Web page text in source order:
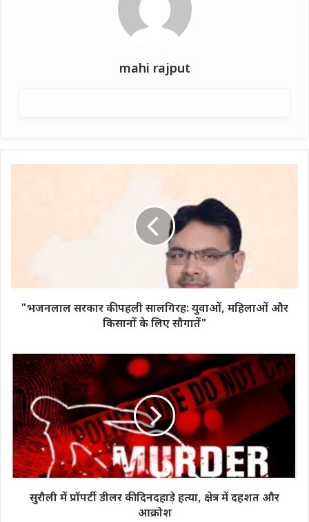
mahi rajput
किसानों
"भजनलाल सरकार की पहली सालगिरह: युवाओं, महिलाओं और
किसानों के लिए सौगातें"
सुरौली
में
प्रॉपर्टी
डीलर
की
दिनदहाड़े
हत्या,
क्षेत्र
में
सुरौली में प्रॉपर्टी डीलर की दिनदहाड़े हत्या, क्षेत्र में दहशत और
आक्रोश